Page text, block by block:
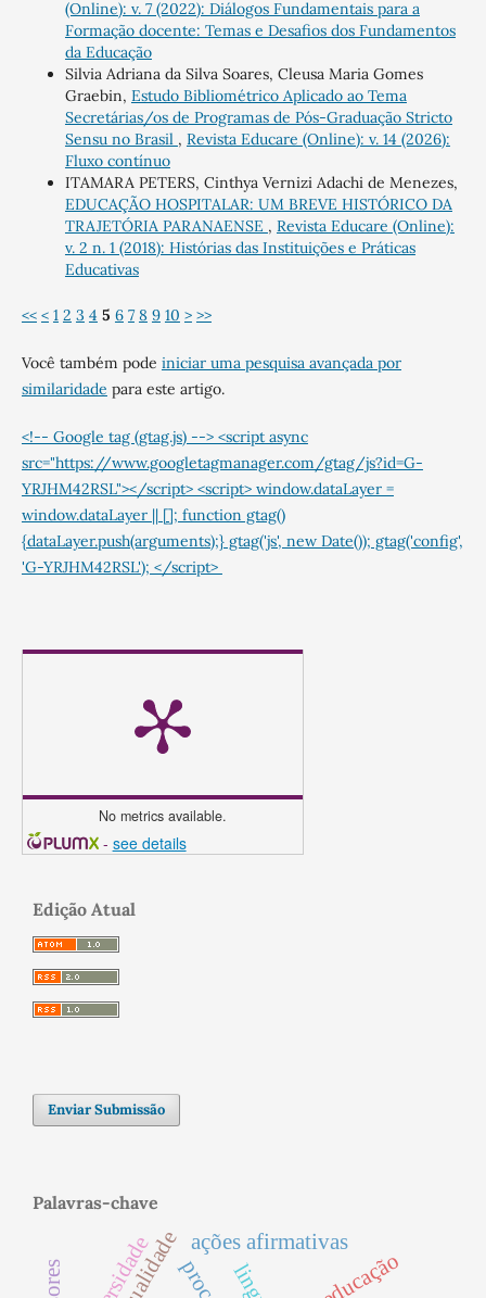
(Online): v. 7 (2022): Diálogos Fundamentais para a
Formação docente: Temas e Desafios dos Fundamentos
da Educação
Silvia Adriana da Silva Soares, Cleusa Maria Gomes
Graebin, Estudo Bibliométrico Aplicado ao Tema
Secretárias/os de Programas de Pós-Graduação Stricto
Sensu no Brasil , Revista Educare (Online): v. 14 (2026):
Fluxo contínuo
ITAMARA PETERS, Cinthya Vernizi Adachi de Menezes,
EDUCAÇÃO HOSPITALAR: UM BREVE HISTÓRICO DA
TRAJETÓRIA PARANAENSE , Revista Educare (Online):
v. 2 n. 1 (2018): Histórias das Instituições e Práticas
Educativas
<< < 1 2 3 4 5 6 7 8 9 10 > >>
Você também pode iniciar uma pesquisa avançada por
similaridade para este artigo.
<!-- Google tag (gtag.js) --> <script async
src="https://www.googletagmanager.com/gtag/js?id=G-
YRJHM42RSL"></script> <script> window.dataLayer =
window.dataLayer || []; function gtag()
{dataLayer.push(arguments);} gtag('js', new Date()); gtag('config',
'G-YRJHM42RSL'); </script>
No metrics available.
- see details
Edição Atual
Enviar Submissão
Palavras-chave
ações afirmativas